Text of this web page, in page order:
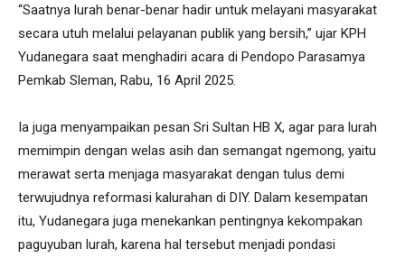
“Saatnya lurah benar-benar hadir untuk melayani masyarakat
secara utuh melalui pelayanan publik yang bersih,” ujar KPH
Yudanegara saat menghadiri acara di Pendopo Parasamya
Pemkab Sleman, Rabu, 16 April 2025.
Ia juga menyampaikan pesan Sri Sultan HB X, agar para lurah
memimpin dengan welas asih dan semangat ngemong, yaitu
merawat serta menjaga masyarakat dengan tulus demi
terwujudnya reformasi kalurahan di DIY. Dalam kesempatan
itu, Yudanegara juga menekankan pentingnya kekompakan
paguyuban lurah, karena hal tersebut menjadi pondasi